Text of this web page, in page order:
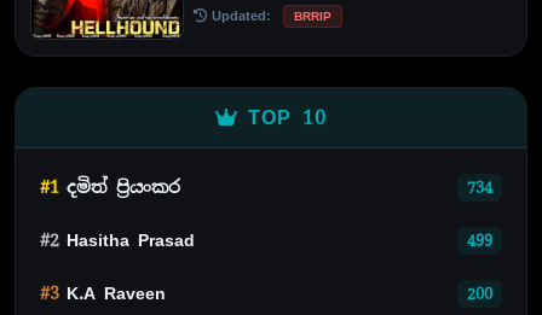
Updated: BRRIP
TOP 10
#1 දමිත් ප්‍රියංකර 734
#2 Hasitha Prasad 499
#3 K.A Raveen 200